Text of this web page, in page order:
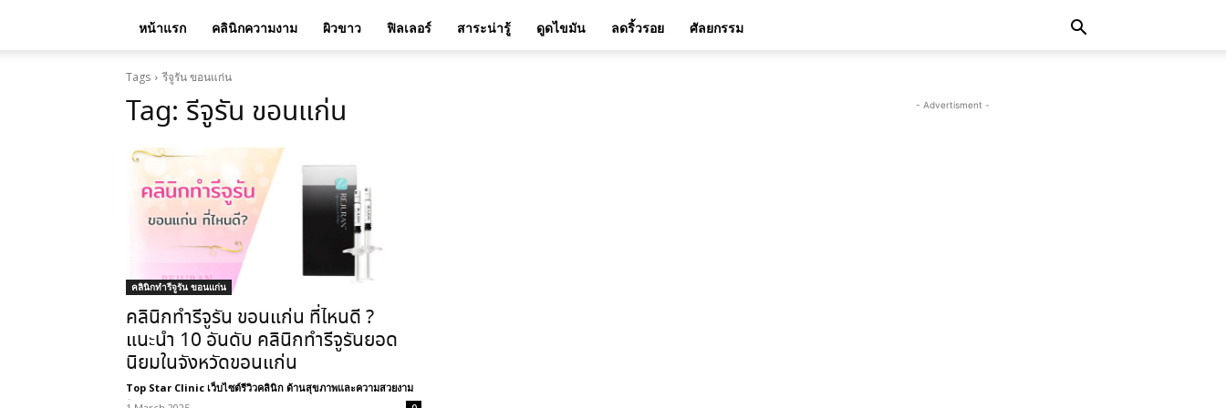
หน้าแรก คลินิกความงาม ผิวขาว ฟิลเลอร์ สาระน่ารู้ ดูดไขมัน ลดริ้วรอย ศัลยกรรม
Tags รีจูรัน ขอนแก่น
Tag: รีจูรัน ขอนแก่น
คลินิกทำรีจูรัน ขอนแก่น
คลินิกทำรีจูรัน ขอนแก่น ที่ไหนดี ?
แนะนำ 10 อันดับ คลินิกทำรีจูรันยอด
นิยมในจังหวัดขอนแก่น
Top Star Clinic เว็บไซต์รีวิวคลินิก ด้านสุขภาพและความสวยงาม
-
- Advertisment -